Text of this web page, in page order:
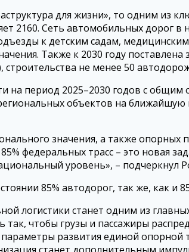
для жизни», то одним из
2160. Сеть автомобильных дорог
к детским садам,
Также к 2030 году
не менее 50
на период 2025–2030 годов с
объектов на
значения, а также опорных
федеральных трасс – это новая
уровень», – подчеркнул
85% автодорог, так же, как и
логистики станет одним из
чтобы грузы и пассажиры
развития единой опорной